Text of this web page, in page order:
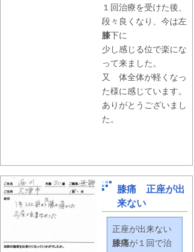
１回治療を受けた後、
段々良くなり、今は左
膝下に
少し感じる位で楽にな
って来ました。
又 体全体が軽くなっ
た様に感じています。
ありがとうございまし
た。
膝痛 正座が出
来ない
正座が出来ない
膝痛が１回で治